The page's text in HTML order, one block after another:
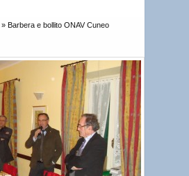
» Barbera e bollito ONAV Cuneo